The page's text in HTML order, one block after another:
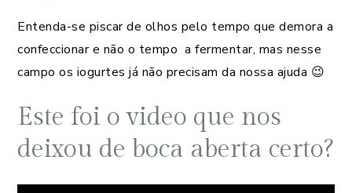
Entenda-se piscar de olhos pelo tempo que demora a
confeccionar e não o tempo a fermentar, mas nesse
campo os iogurtes já não precisam da nossa ajuda 😉
Este foi o video que nos
deixou de boca aberta certo?